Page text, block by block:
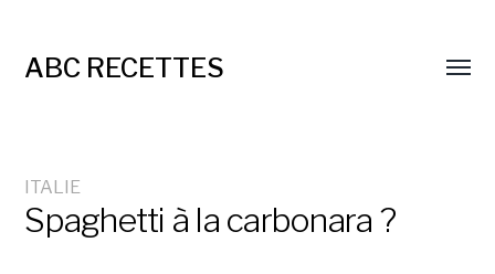
ABC RECETTES
ITALIE
Spaghetti à la carbonara ?